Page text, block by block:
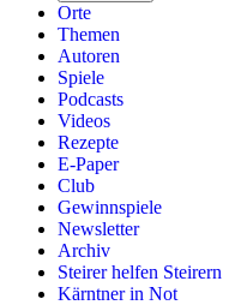
Orte
Themen
Autoren
Spiele
Podcasts
Videos
Rezepte
E-Paper
Club
Gewinnspiele
Newsletter
Archiv
Steirer helfen Steirern
Kärntner in Not